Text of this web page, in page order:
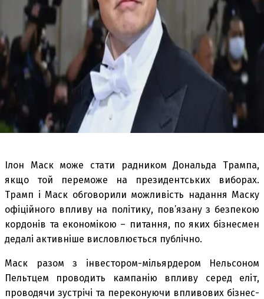
Ілон Маск може стати радником Дональда Трампа,
якщо той переможе на президентських виборах.
Трамп і Маск обговорили можливість надання Маску
офіційного впливу на політику, пов’язану з безпекою
кордонів та економікою – питання, по яких бізнесмен
дедалі активніше висловлюється публічно.
Маск разом з інвестором-мільярдером Нельсоном
Пельтцем проводить кампанію впливу серед еліт,
проводячи зустрічі та переконуючи впливових бізнес-